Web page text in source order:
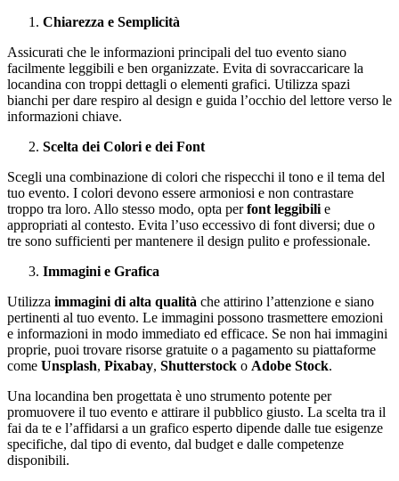
Chiarezza e Semplicità
Assicurati che le informazioni principali del tuo evento siano
facilmente leggibili e ben organizzate. Evita di sovraccaricare la
locandina con troppi dettagli o elementi grafici. Utilizza spazi
bianchi per dare respiro al design e guida l’occhio del lettore verso le
informazioni chiave.
Scelta dei Colori e dei Font
Scegli una combinazione di colori che rispecchi il tono e il tema del
tuo evento. I colori devono essere armoniosi e non contrastare
troppo tra loro. Allo stesso modo, opta perfont leggibili e
appropriati al contesto. Evita l’uso eccessivo di font diversi; due o
tre sono sufficienti per mantenere il design pulito e professionale.
Immagini e Grafica
Utilizza immagini di alta qualità che attirino l’attenzione e siano
pertinenti al tuo evento. Le immagini possono trasmettere emozioni
e informazioni in modo immediato ed efficace. Se non hai immagini
proprie, puoi trovare risorse gratuite o a pagamento su piattaforme
come Unsplash, Pixabay, Shutterstock o Adobe Stock.
Una locandina ben progettata è uno strumento potente per
promuovere il tuo evento e attirare il pubblico giusto. La scelta tra il
fai da te e l’affidarsi a un grafico esperto dipende dalle tue esigenze
specifiche, dal tipo di evento, dal budget e dalle competenze
disponibili.